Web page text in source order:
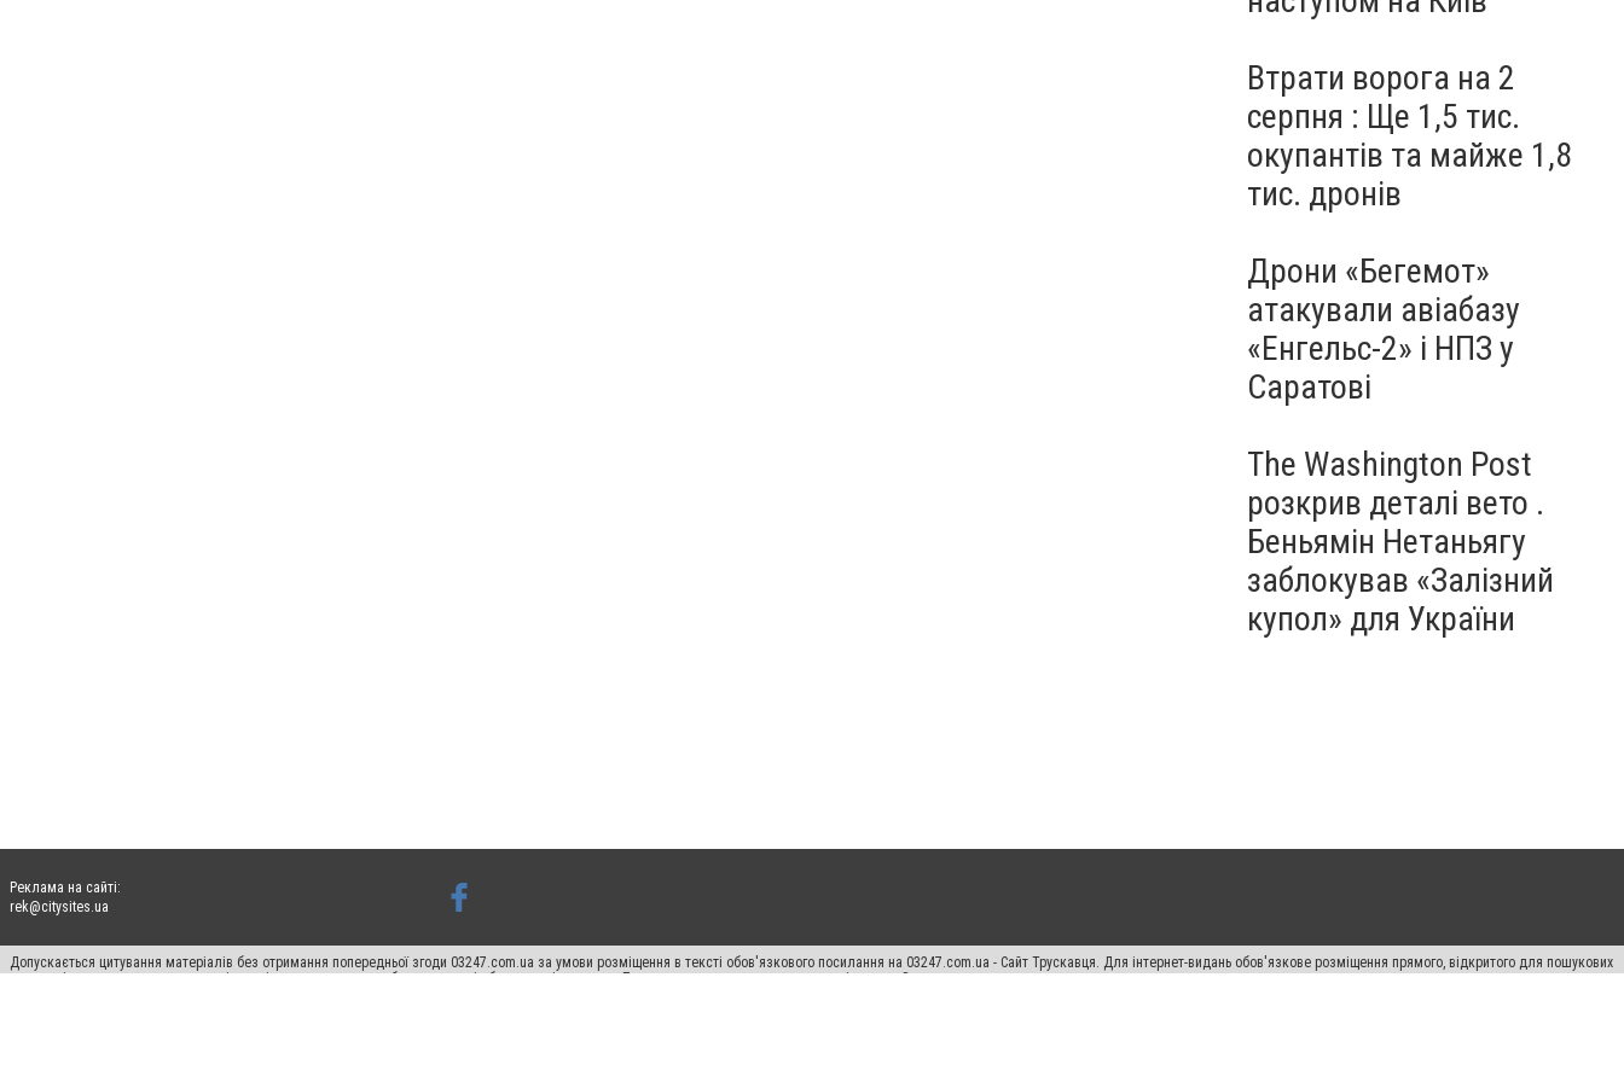
Втрати ворога на 2
серпня : Ще 1,5 тис.
окупантів та майже 1,8
тис. дронів
Дрони «Бегемот»
атакували авіабазу
«Енгельс-2» і НПЗ у
Саратові
The Washington Post
розкрив деталі вето .
Беньямін Нетаньягу
заблокував «Залізний
купол» для України
Реклама на сайті:
rek@citysites.ua
Допускається цитування матеріалів без отримання попередньої згоди 03247.com.ua за умови розміщення в тексті обов'язкового посилання на 03247.com.ua - Сайт Трускавця. Для інтернет-видань обов'язкове розміщення прямого, відкритого для пошукових
систем гіперпосилання на цитовані статті не нижче другого абзацу в тексті або в якості джерела. Порушення виняткових прав переслідується Законом.